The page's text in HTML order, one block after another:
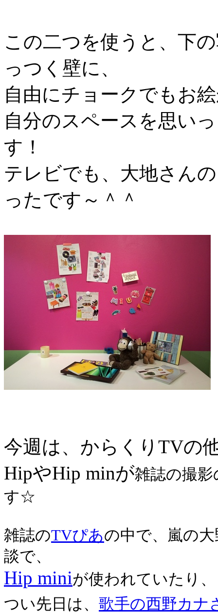
この二つを使うと、下
っつく壁に、
自由にチョークでもお
自分のスペースを思い
す！
テレビでも、大地さん
ったです～＾＾
今週は、からくりTVの
HipやHip minが雑誌の撮
す☆
雑誌のTVぴあの中で、嵐の
談で、
Hip miniが使われていたり、
つい先日は、 歌手の西野カナ